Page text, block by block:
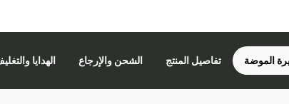
الموضة تفاصيل المنتج الشحن والإرجاع الهدايا